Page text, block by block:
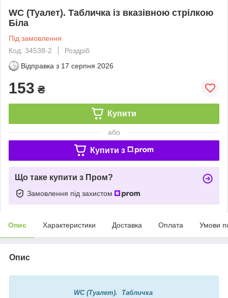
WC (Туалет). Табличка із вказівною стрілкою
Біла
Під замовлення
Код: 34538-2
Роздріб
Відправка з 17 серпня 2026
153 ₴
Купити
або
Купити з
Що таке купити з Пром?
Замовлення під захистом
Опис Характеристики Доставка Оплата Умови
Опис
WC (Туалет). Табличка